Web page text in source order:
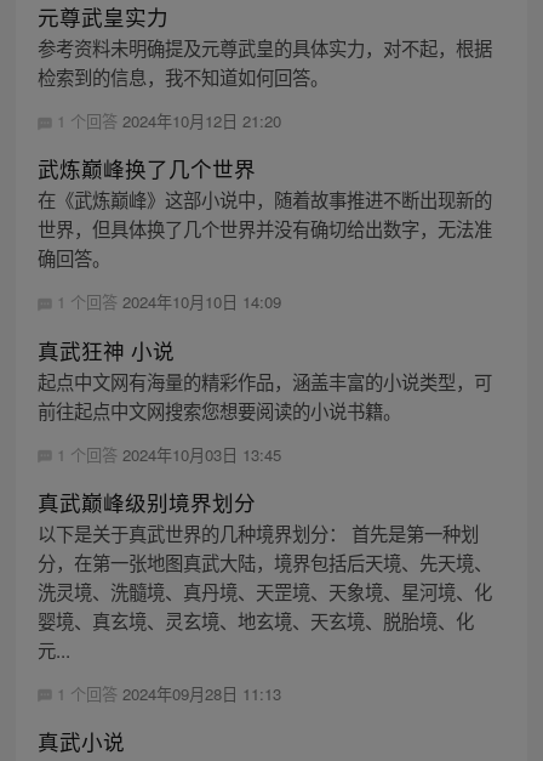
元尊武皇实力
参考资料未明确提及元尊武皇的具体实力，对不起，根据
检索到的信息，我不知道如何回答。
1 个回答 2024年10月12日 21:20
武炼巅峰换了几个世界
在《武炼巅峰》这部小说中，随着故事推进不断出现新的
世界，但具体换了几个世界并没有确切给出数字，无法准
确回答。
1 个回答 2024年10月10日 14:09
真武狂神 小说
起点中文网有海量的精彩作品，涵盖丰富的小说类型，可
前往起点中文网搜索您想要阅读的小说书籍。
1 个回答 2024年10月03日 13:45
真武巅峰级别境界划分
以下是关于真武世界的几种境界划分： 首先是第一种划
分，在第一张地图真武大陆，境界包括后天境、先天境、
洗灵境、洗髓境、真丹境、天罡境、天象境、星河境、化
婴境、真玄境、灵玄境、地玄境、天玄境、脱胎境、化
元...
1 个回答 2024年09月28日 11:13
真武小说